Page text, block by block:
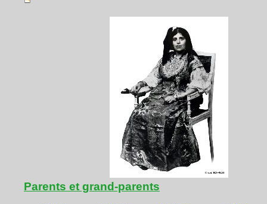
Parents et grand-parents